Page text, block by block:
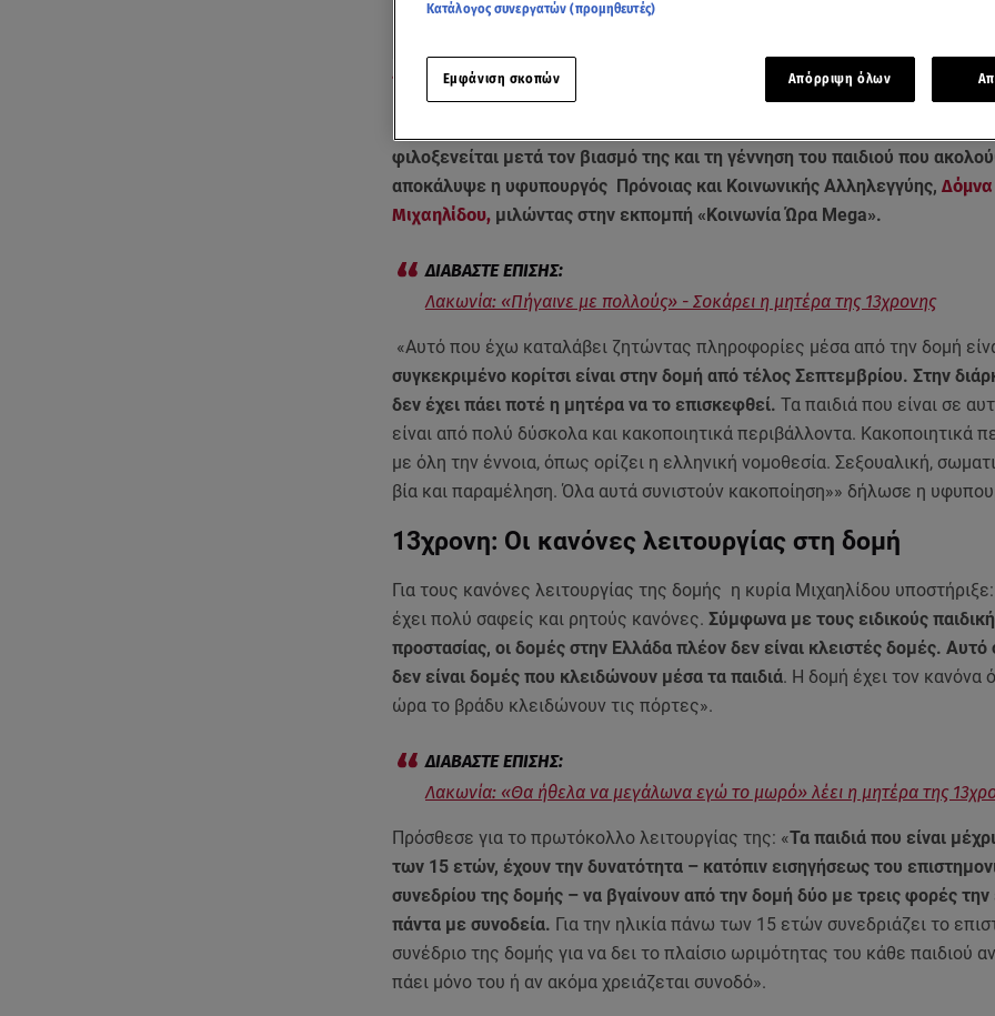
Δόμνα Μιχαηλίδου: Τι δήλωσε για τη 13χρονη που έπεσε θύμα βιασμού και τη μητέρα της (Video
φιλοξενείται μετά τον βιασμό της και τη γέννηση του παιδιού που
αποκάλυψε η υφυπουργός Πρόνοιας και Κοινωνικής Αλληλεγγύης, Δόμνα
Μιχαηλίδου,μιλώντας στην εκπομπή «Κοινωνία Ώρα Mega».
Λακωνία: «Πήγαινε με πολλούς» - Σοκάρει η μητέρα της 13χρονης
«Αυτό που έχω καταλάβει ζητώντας πληροφορίες μέσα από την δομή
συγκεκριμένο κορίτσι είναι στην δομή από τέλος Σεπτεμβρίου. Στην
δεν έχει πάει ποτέ η μητέρα να το επισκεφθεί. Τα παιδιά που είναι σε
είναι από πολύ δύσκολα και κακοποιητικά περιβάλλοντα. Κακοποιητικά
με όλη την έννοια, όπως ορίζει η ελληνική νομοθεσία. Σεξουαλική,
βία και παραμέληση. Όλα αυτά συνιστούν κακοποίηση»» δήλωσε η
13χρονη: Οι κανόνες λειτουργίας στη δομή
Για τους κανόνες λειτουργίας της δομής η κυρία Μιχαηλίδου
έχει πολύ σαφείς και ρητούς κανόνες. Σύμφωνα με τους ειδικούς
προστασίας, οι δομές στην Ελλάδα πλέον δεν είναι κλειστές δομές. Αυτό
δεν είναι δομές που κλειδώνουν μέσα τα παιδιά. Η δομή έχει τον κανόνα
ώρα το βράδυ κλειδώνουν τις πόρτες».
Λακωνία: «Θα ήθελα να μεγάλωνα εγώ το μωρό» λέει η μητέρα της
Πρόσθεσε για το πρωτόκολλο λειτουργίας της: «Τα παιδιά που είναι
των 15 ετών, έχουν την δυνατότητα – κατόπιν εισηγήσεως του
συνεδρίου της δομής – να βγαίνουν από την δομή δύο με τρεις φορές
πάντα με συνοδεία. Για την ηλικία πάνω των 15 ετών συνεδριάζει το
συνέδριο της δομής για να δει το πλαίσιο ωριμότητας του κάθε παιδιού
πάει μόνο του ή αν ακόμα χρειάζεται συνοδό».
Κατάλογος συνεργατών (προμηθευτές)
Εμφάνιση σκοπών Απόρριψη όλων